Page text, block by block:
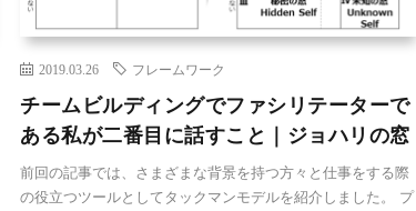
2019.03.26 フレームワーク
チームビルディングでファシリテーターで
ある私が二番目に話すこと｜ジョハリの窓
前回の記事では、さまざまな背景を持つ方々と仕事をする際
の役立つツールとしてタックマンモデルを紹介しました。 プ